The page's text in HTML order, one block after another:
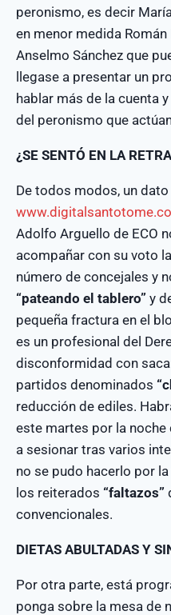
peronismo, es decir
en menor medida
Anselmo Sánchez que
llegase a presentar un
hablar más de la cuenta
del peronismo que
¿SE SENTÓ EN LA
De todos modos, un
Adolfo Arguello de ECO
acompañar con su voto
número de concejales y
“pateando el tablero” y
pequeña fractura en el
es un profesional del
disconformidad con
partidos denominados
reducción de ediles.
este martes por la noche
a sesionar tras varios
no se pudo hacerlo por
los reiterados “faltazos”
convencionales.
DIETAS ABULTADAS Y
Por otra parte, está
ponga sobre la mesa de